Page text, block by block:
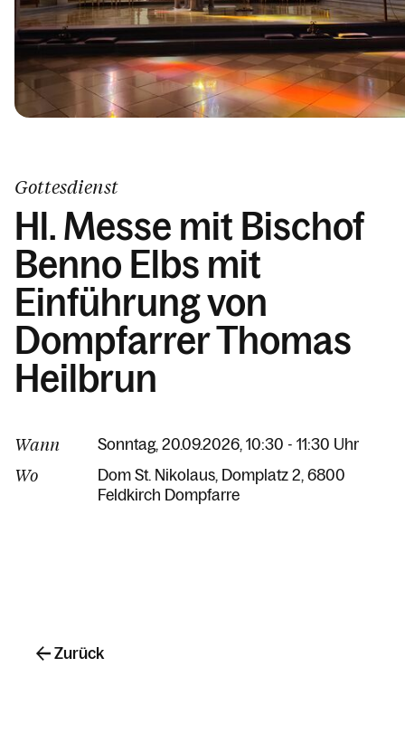
Kontakt
Gottesdienst
Hl. Messe mit Bischof
Benno Elbs mit
Einführung von
Dompfarrer Thomas
Heilbrun
Wann Sonntag, 20.09.2026, 10:30 - 11:30 Uhr
Wo Dom St. Nikolaus Domplatz 2 6800
Feldkirch Dompfarre
Zurück